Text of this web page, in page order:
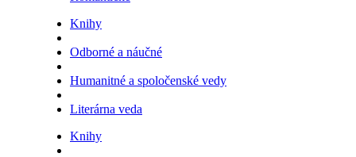
Knihy
Odborné a náučné
Humanitné a spoločenské vedy
Literárna veda
Knihy